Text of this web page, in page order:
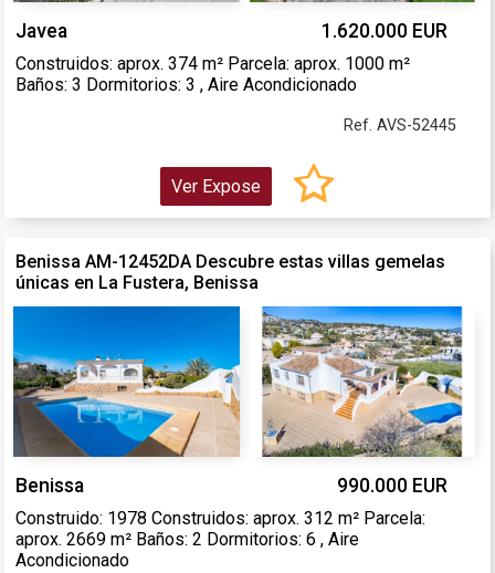
Javea 1.620.000 EUR
Construidos: aprox. 374 m² Parcela: aprox. 1000 m²
Baños: 3 Dormitorios: 3 , Aire Acondicionado
Ref. AVS-52445
Ver Expose
Benissa AM-12452DA Descubre estas villas gemelas
únicas en La Fustera, Benissa
Benissa 990.000 EUR
Construido: 1978 Construidos: aprox. 312 m² Parcela:
aprox. 2669 m² Baños: 2 Dormitorios: 6 , Aire
Acondicionado